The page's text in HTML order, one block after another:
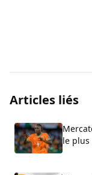
Articles liés
le plus